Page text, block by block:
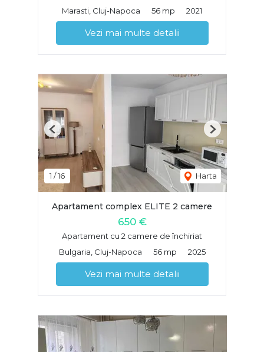
Marasti, Cluj-Napoca
56 mp 2021
Vezi mai multe detalii
1 /16 Harta
Previous Next
Apartament complex ELITE 2 camere
650 €
Apartament cu 2 camere de închiriat
Bulgaria, Cluj-Napoca
56 mp 2025
Vezi mai multe detalii